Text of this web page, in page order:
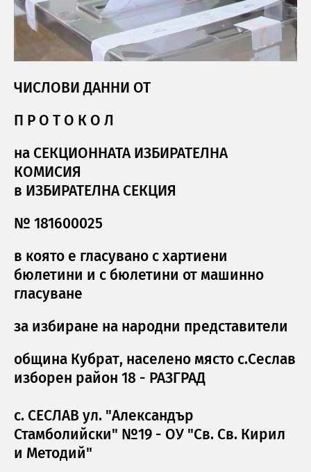
ЧИСЛОВИ ДАННИ ОТ
П Р О Т О К О Л
на СЕКЦИОННАТА ИЗБИРАТЕЛНА
КОМИСИЯ
в ИЗБИРАТЕЛНА СЕКЦИЯ
№ 181600025
в която е гласувано с хартиени
бюлетини и с бюлетини от машинно
гласуване
за избиране на народни представители
община Кубрат, населено място с.Сеслав
изборен район 18 - РАЗГРАД
с. СЕСЛАВ ул. "Александър
Стамболийски" №19 - ОУ "Св. Св. Кирил
и Методий"